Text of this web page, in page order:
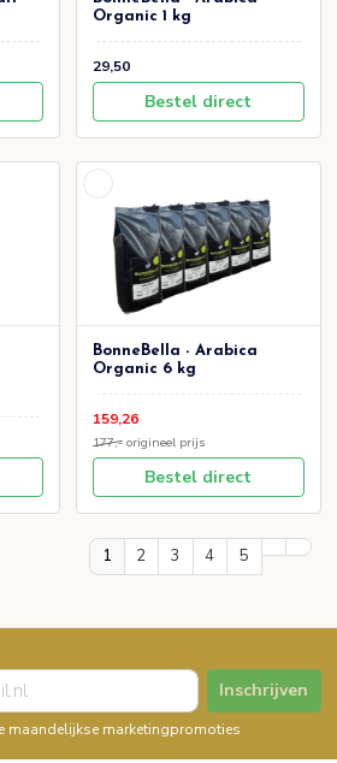
Organic 1 kg
29,50
Bestel direct
BonneBella - Arabica
Organic 6 kg
159,26
177,-origineel prijs
Bestel direct
1 2 3 4 5
Inschrijven
maandelijkse marketingpromoties